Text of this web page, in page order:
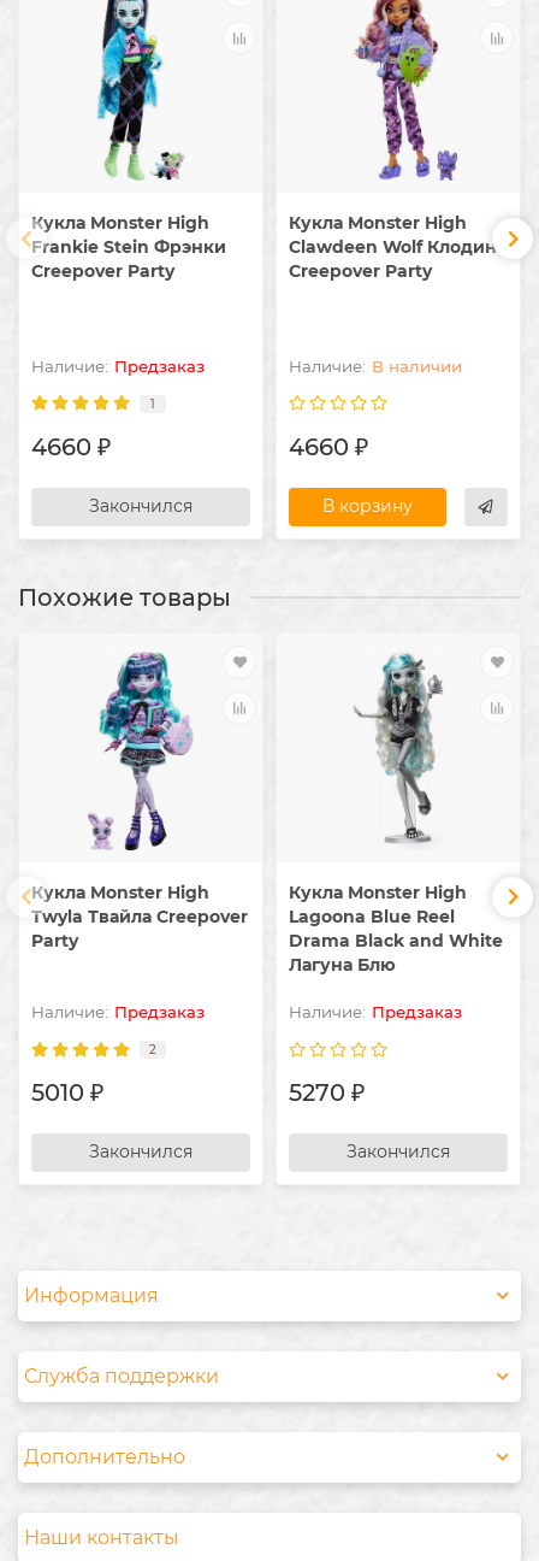
Кукла Monster High
Frankie Stein Фрэнки
Creepover Party
Предзаказ
1
4660 ₽
Закончился
Кукла Monster High
Clawdeen Wolf Клодин
Creepover Party
В наличии
4660 ₽
В корзину
Похожие товары
Кукла Monster High
Twyla Твайла Creepover
Party
Предзаказ
2
5010 ₽
Закончился
Кукла Monster High
Lagoona Blue Reel
Drama Black and White
Лагуна Блю
Предзаказ
5270 ₽
Закончился
Информация
Служба поддержки
Дополнительно
Наши контакты